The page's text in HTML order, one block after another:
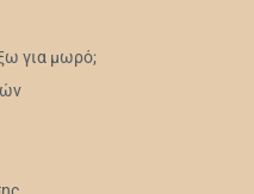
για μωρό;